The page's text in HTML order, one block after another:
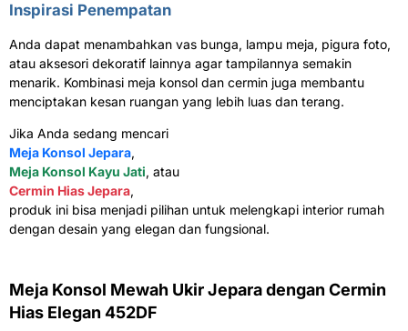
Inspirasi Penempatan
Anda dapat menambahkan vas bunga, lampu meja, pigura foto,
atau aksesori dekoratif lainnya agar tampilannya semakin
menarik. Kombinasi meja konsol dan cermin juga membantu
menciptakan kesan ruangan yang lebih luas dan terang.
Jika Anda sedang mencari
Meja Konsol Jepara,
Meja Konsol Kayu Jati, atau
Cermin Hias Jepara,
produk ini bisa menjadi pilihan untuk melengkapi interior rumah
dengan desain yang elegan dan fungsional.
Meja Konsol Mewah Ukir Jepara dengan Cermin
Hias Elegan 452DF